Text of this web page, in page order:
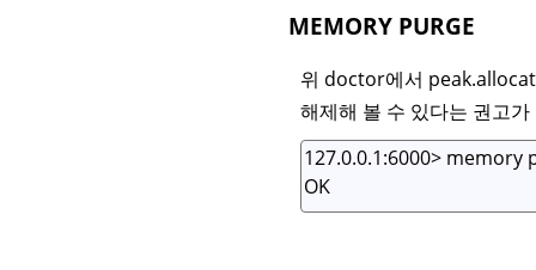
MEMORY PURGE
위 doctor에서
해제해 볼 수 있다는 권고